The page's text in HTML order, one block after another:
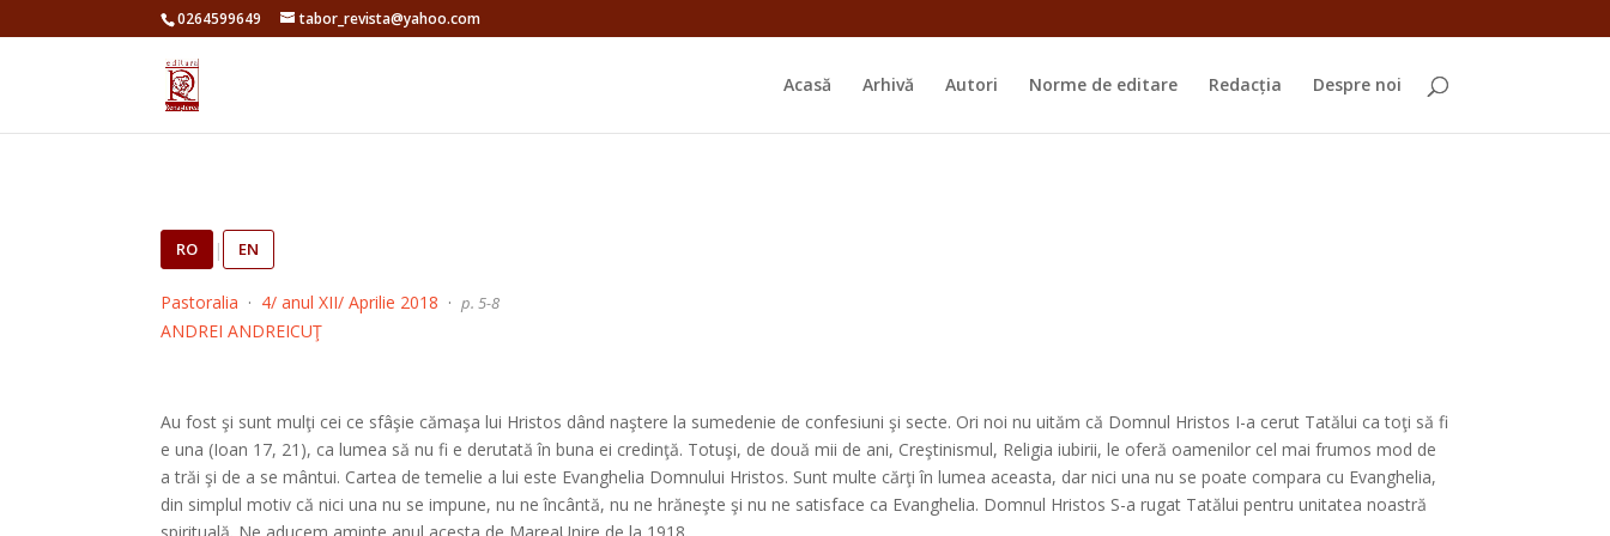
0264599649 tabor_revista@yahoo.com
Acasă Arhivă Autori Norme de editare Redacția Despre noi
RO | EN
Pastoralia · 4/ anul XII/ Aprilie 2018 ·p. 5-8
ANDREI ANDREICUŢ
Au fost şi sunt mulţi cei ce sfâşie cămaşa lui Hristos dând naştere la sumedenie de confesiuni şi secte. Ori noi nu uităm că Domnul Hristos I-a cerut Tatălui ca toţi să fi
e una (Ioan 17, 21), ca lumea să nu fi e derutată în buna ei credinţă. Totuşi, de două mii de ani, Creştinismul, Religia iubirii, le oferă oamenilor cel mai frumos mod de
a trăi şi de a se mântui. Cartea de temelie a lui este Evanghelia Domnului Hristos. Sunt multe cărţi în lumea aceasta, dar nici una nu se poate compara cu Evanghelia,
din simplul motiv că nici una nu se impune, nu ne încântă, nu ne hrăneşte şi nu ne satisface ca Evanghelia. Domnul Hristos S-a rugat Tatălui pentru unitatea noastră